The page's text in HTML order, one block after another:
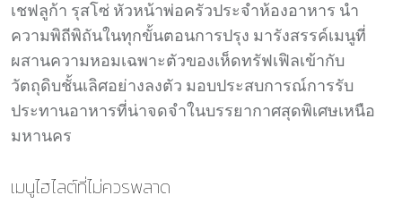
เชฟลูก้า รุสโซ่ หัวหน้าพ่อครัวประจำห้องอาหาร นำ
ความพิถีพิถันในทุกขั้นตอนการปรุง มารังสรรค์เมนูที่
ผสานความหอมเฉพาะตัวของเห็ดทรัฟเฟิลเข้ากับ
วัตถุดิบชั้นเลิศอย่างลงตัว มอบประสบการณ์การรับ
ประทานอาหารที่น่าจดจำในบรรยากาศสุดพิเศษเหนือ
มหานคร
เมนูไฮไลต์ที่ไม่ควรพลาด